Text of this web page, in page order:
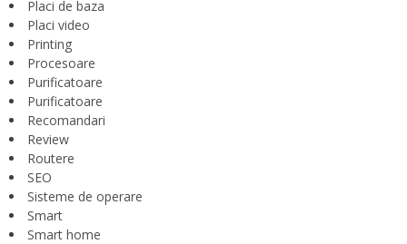
Placi de baza
Placi video
Printing
Procesoare
Purificatoare
Purificatoare
Recomandari
Review
Routere
SEO
Sisteme de operare
Smart
Smart home